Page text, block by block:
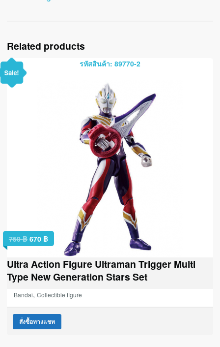
Related products
รหัสสินค้า: 89770-2
Sale!
750฿ 670 ฿
Ultra Action Figure Ultraman Trigger Multi
Type New Generation Stars Set
Bandai, Collectible figure
สั่งซื้อทางแชท